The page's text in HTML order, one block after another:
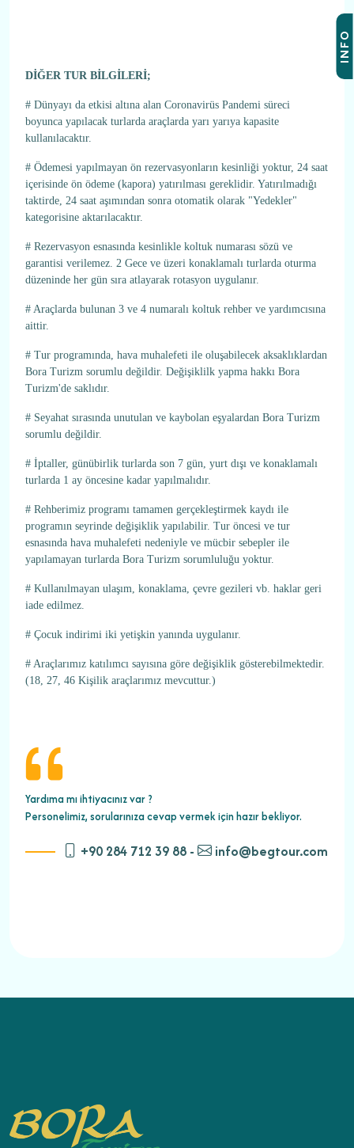
INFO
DİĞER TUR BİLGİLERİ;
# Dünyayı da etkisi altına alan Coronavirüs Pandemi süreci
boyunca yapılacak turlarda araçlarda yarı yarıya kapasite
kullanılacaktır.
# Ödemesi yapılmayan ön rezervasyonların kesinliği yoktur, 24 saat
içerisinde ön ödeme (kapora) yatırılması gereklidir. Yatırılmadığı
taktirde, 24 saat aşımından sonra otomatik olarak "Yedekler"
kategorisine aktarılacaktır.
# Rezervasyon esnasında kesinlikle koltuk numarası sözü ve
garantisi verilemez. 2 Gece ve üzeri konaklamalı turlarda oturma
düzeninde her gün sıra atlayarak rotasyon uygulanır.
# Araçlarda bulunan 3 ve 4 numaralı koltuk rehber ve yardımcısına
aittir.
# Tur programında, hava muhalefeti ile oluşabilecek aksaklıklardan
Bora Turizm sorumlu değildir. Değişiklilk yapma hakkı Bora
Turizm'de saklıdır.
# Seyahat sırasında unutulan ve kaybolan eşyalardan Bora Turizm
sorumlu değildir.
# İptaller, günübirlik turlarda son 7 gün, yurt dışı ve konaklamalı
turlarda 1 ay öncesine kadar yapılmalıdır.
# Rehberimiz programı tamamen gerçekleştirmek kaydı ile
programın seyrinde değişiklik yapılabilir. Tur öncesi ve tur
esnasında hava muhalefeti nedeniyle ve mücbir sebepler ile
yapılamayan turlarda Bora Turizm sorumluluğu yoktur.
# Kullanılmayan ulaşım, konaklama, çevre gezileri vb. haklar geri
iade edilmez.
# Çocuk indirimi iki yetişkin yanında uygulanır.
# Araçlarımız katılımcı sayısına göre değişiklik gösterebilmektedir.
(18, 27, 46 Kişilik araçlarımız mevcuttur.)
Yardıma mı ihtiyacınız var ?
Personelimiz, sorularınıza cevap vermek için hazır bekliyor.
+90 284 712 39 88 - info@begtour.com